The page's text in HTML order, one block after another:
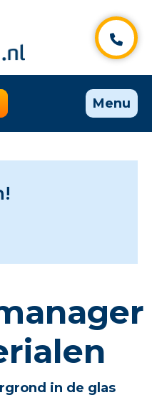
Menu
in de glas